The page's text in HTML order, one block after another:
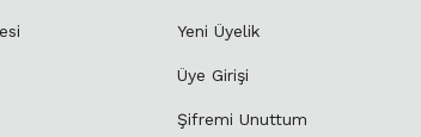
Yeni Üyelik
Üye Girişi
Şifremi Unuttum